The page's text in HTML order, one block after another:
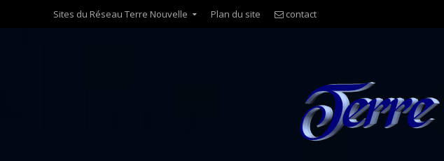
Sites du Réseau Terre Nouvelle Plan du site contact